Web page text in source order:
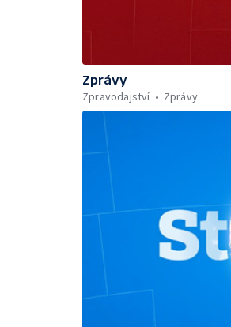
Zprávy
Zpravodajství
Zprávy